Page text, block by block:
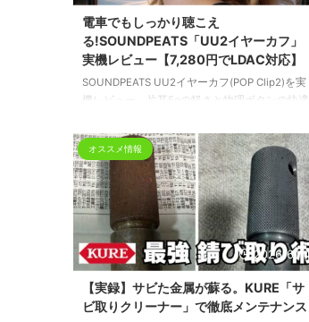
電車でもしっかり聴こえ
る!SOUNDPEATS「UU2イヤーカフ」
実機レビュー【7,280円でLDAC対応】
SOUNDPEATS UU2イヤーカフ(POP Clip2)を実
機レビュー。片耳5gの軽さと物理ボタンの快適
験。Clip1との違いを比較表で詳しく紹介しま
す。
オススメ情報
2026/6/14
【実録】サビた金属が蘇る。KURE「サ
ビ取りクリーナー」で徹底メンテナンス